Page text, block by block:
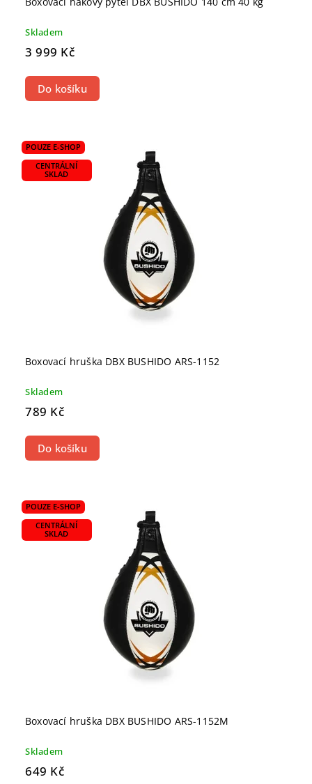
Skladem
3 999 Kč
Do košíku
POUZE E-SHOP
CENTRÁLNÍ
SKLAD
Boxovací hruška DBX BUSHIDO ARS-1152
Skladem
789 Kč
Do košíku
POUZE E-SHOP
CENTRÁLNÍ
SKLAD
Boxovací hruška DBX BUSHIDO ARS-1152M
Skladem
649 Kč